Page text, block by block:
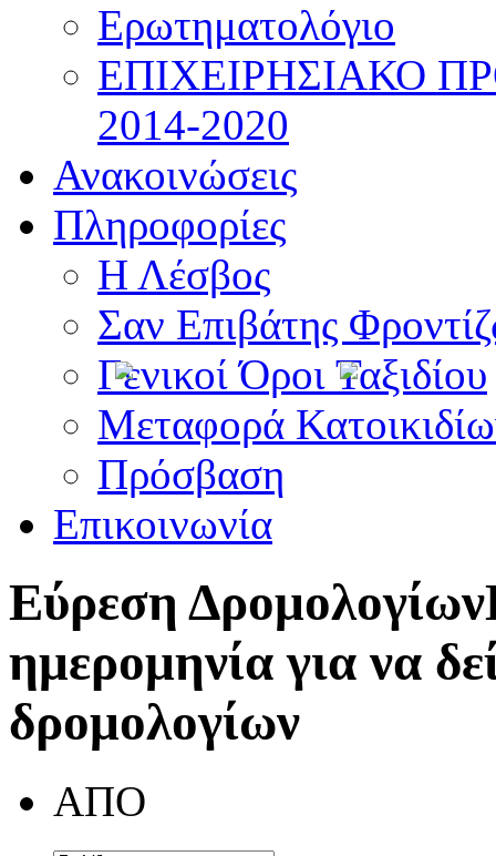
Ερωτηματολόγιο
ΕΠΙΧΕΙΡΗΣΙΑΚΟ
2014-2020
Ανακοινώσεις
Πληροφορίες
Η Λέσβος
Σαν Επιβάτης
Γενικοί Όροι Ταξιδίου
Μεταφορά
Πρόσβαση
Επικοινωνία
Εύρεση Δρομολογίων
ημερομηνία για να
δρομολογίων
ΑΠΟ